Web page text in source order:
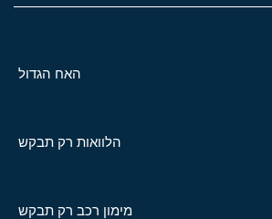
האח הגדול
הלוואות רק תבקש
מימון רכב רק תבקש